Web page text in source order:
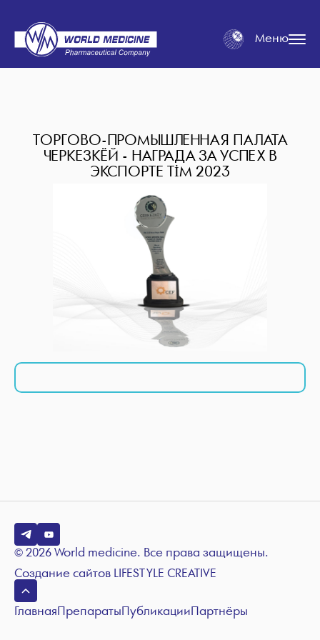
Меню
ТОРГОВО-ПРОМЫШЛЕННАЯ ПАЛАТА
ЧЕРКЕЗКЁЙ - НАГРАДА ЗА УСПЕХ В
ЭКСПОРТЕ TİM 2023
© 2026 World medicine. Все права защищены.
Создание сайтов LIFESTYLE CREATIVE
ГлавнаяПрепаратыПубликацииПартнёры